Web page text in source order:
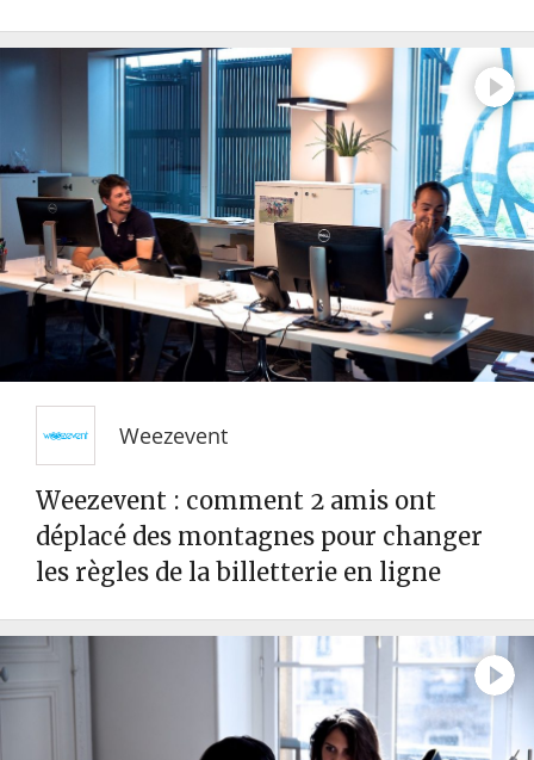
Weezevent
Weezevent : comment 2 amis ont
déplacé des montagnes pour changer
les règles de la billetterie en ligne